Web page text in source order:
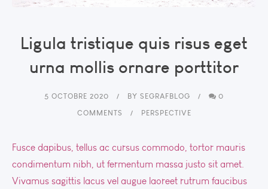
Ligula tristique quis risus eget
urna mollis ornare porttitor
5 OCTOBRE 2020 BY SEGRAFBLOG
0
COMMENTS
PERSPECTIVE
Fusce dapibus, tellus ac cursus commodo, tortor mauris
condimentum nibh, ut fermentum massa justo sit amet.
Vivamus sagittis lacus vel augue laoreet rutrum faucibus